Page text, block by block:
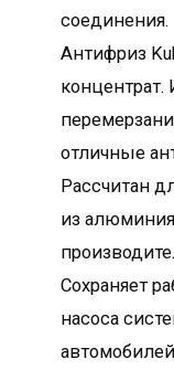
соединения.
Антифриз
концентрат.
отличные
Рассчитан
из
Сохраняет
насоса